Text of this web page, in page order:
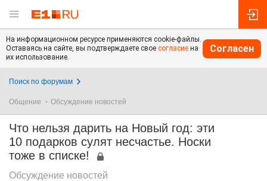
На информационном ресурсе применяются cookie-файлы.
Оставаясь на сайте, вы подтверждаете свое согласие на
их использование.
Согласен
Поиск по форумам
Общение Обсуждение новостей
Что нельзя дарить на Новый год: эти
10 подарков сулят несчастье. Носки
тоже в списке!
Обсуждение новостей